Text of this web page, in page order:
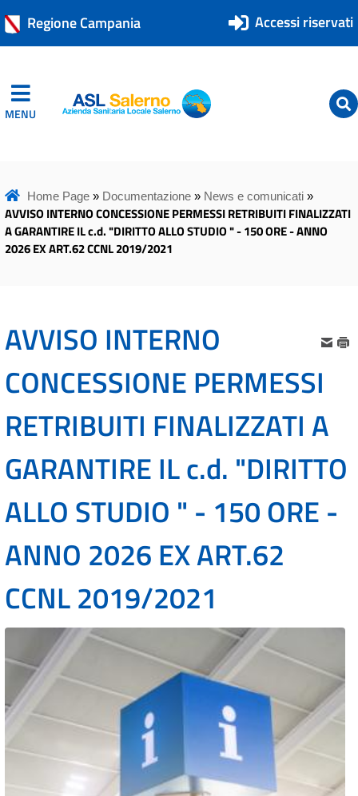
Regione Campania Accessi riservati
MENU ASL Salerno
ASL Salerno
Home Page» Documentazione» News e comunicati»
AVVISO INTERNO CONCESSIONE PERMESSI RETRIBUITI FINALIZZATI
A GARANTIRE IL c.d. "DIRITTO ALLO STUDIO " - 150 ORE - ANNO
2026 EX ART.62 CCNL 2019/2021
AVVISO INTERNO
CONCESSIONE PERMESSI
RETRIBUITI FINALIZZATI A
GARANTIRE IL c.d. "DIRITTO
ALLO STUDIO " - 150 ORE -
ANNO 2026 EX ART.62
CCNL 2019/2021